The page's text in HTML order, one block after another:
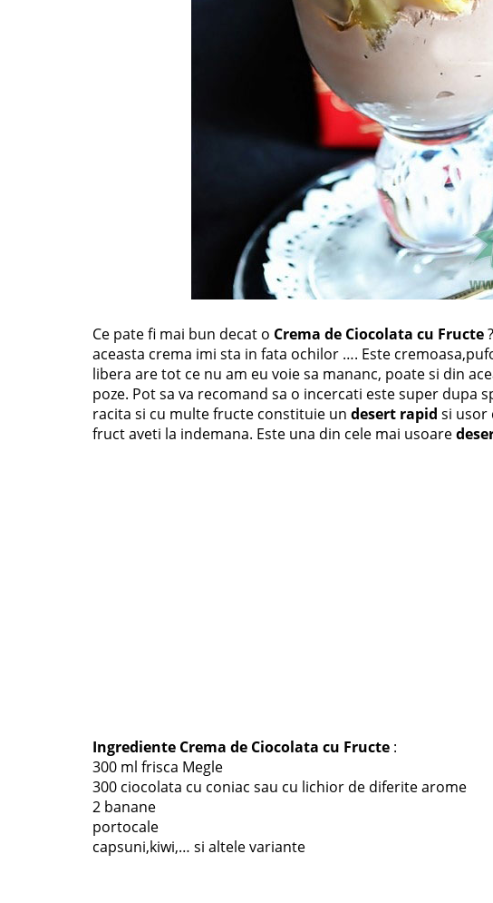
Ce pate fi mai bun decat o Crema de Ciocolata cu Fructe
aceasta crema imi sta in fata ochilor …. Este
libera are tot ce nu am eu voie sa mananc, poate si din
poze. Pot sa va recomand sa o incercati este super dupa
racita si cu multe fructe constituie un desert rapid si usor
fruct aveti la indemana. Este una din cele mai usoare
Ingrediente Crema de Ciocolata cu Fructe :
300 ml frisca Megle
300 ciocolata cu coniac sau cu lichior de diferite arome
2 banane
portocale
capsuni,kiwi,… si altele variante